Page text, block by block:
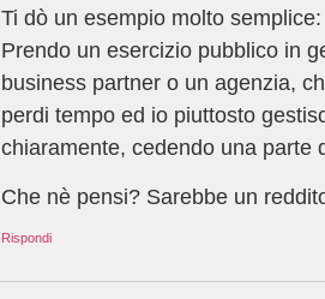
Ti dò un esempio molto semplice:
Prendo un esercizio pubblico in
business partner o un agenzia,
perdi tempo ed io piuttosto
chiaramente, cedendo una parte
Che nè pensi? Sarebbe un
Rispondi